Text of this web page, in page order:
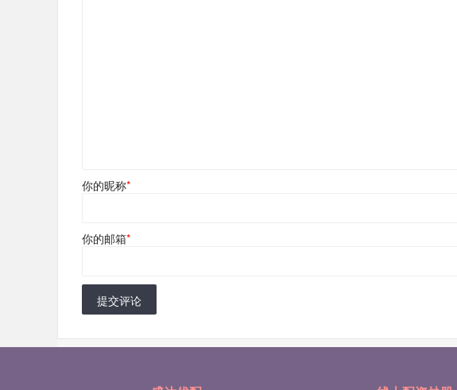
你的昵称*
你的邮箱*
提交评论